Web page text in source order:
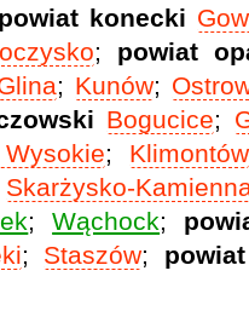
powiat konecki
; powiat
; Kunów;
Bogucice;
; Klimontów
Skarżysko-
;Wąchock;
; Staszów;